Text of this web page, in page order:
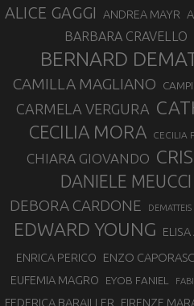
ALICE GAGGI ANDREA MAYR
BARBARA CRAVELLO
BERNARD
CAMILLA MAGLIANO
CARMELA VERGURA
CECILIA MORA CECILIA
CHIARA GIOVANDO
DANIELE MEUCCI
DEBORA CARDONE DEMATTEIS
EDWARD YOUNG ELISA
ENRICA PERICO ENZO
EUFEMIA MAGRO EYOB FANIEL
FEDERICA BARAILLER FIRENZE